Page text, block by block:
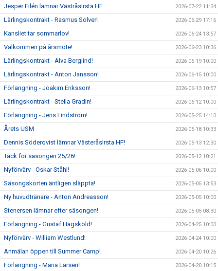
Jesper Filén lämnar VästråsIrsta HF 2026-07-22 11:34
Lärlingskontrakt - Rasmus Solver! 2026-06-29 17:16
Kansliet tar sommarlov! 2026-06-24 13:57
Välkommen på årsmöte! 2026-06-23 10:36
Lärlingskontrakt - Alva Berglind! 2026-06-19 10:00
Lärlingskontrakt - Anton Jansson! 2026-06-15 10:00
Förlängning - Joakim Eriksson! 2026-06-13 10:57
Lärlingskontrakt - Stella Gradin! 2026-06-12 10:00
Förlängning - Jens Lindström! 2026-05-25 14:10
Årets USM 2026-05-18 10:33
Dennis Söderqvist lämnar VästeråsIrsta HF! 2026-05-13 12:30
Tack för säsongen 25/26! 2026-05-12 10:21
Nyförvärv - Oskar Ståhl! 2026-05-06 10:00
Säsongskorten äntligen släppta! 2026-05-05 13:53
Ny huvudtränare - Anton Andreasson! 2026-05-05 10:00
Stenersen lämnar efter säsongen! 2026-05-05 08:30
Förlängning - Gustaf Hagsköld! 2026-04-25 10:00
Nyförvärv - William Westlund! 2026-04-24 10:00
Anmälan öppen till Summer Camp! 2026-04-20 10:26
Förlängning - Maria Larsen! 2026-04-20 10:15